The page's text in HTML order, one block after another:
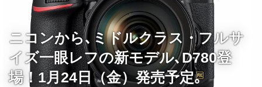
ニコンから､ミドルクラス・フルサ
イズ一眼レフの新モデル､D780登
場！1月24日（金）発売予定｡